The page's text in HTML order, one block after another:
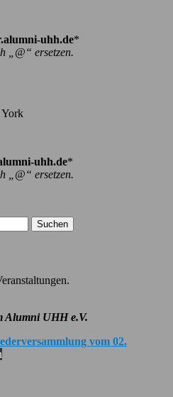
uhh.de*
„@“ ersetzen.
uhh.de*
„@“ ersetzen.
Alumni UHH e.V.
vom 02.